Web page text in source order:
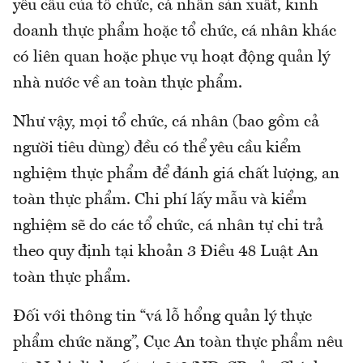
yêu cầu của tổ chức, cá nhân sản xuất, kinh
doanh thực phẩm hoặc tổ chức, cá nhân khác
có liên quan hoặc phục vụ hoạt động quản lý
nhà nước về an toàn thực phẩm.
Như vậy, mọi tổ chức, cá nhân (bao gồm cả
người tiêu dùng) đều có thể yêu cầu kiểm
nghiệm thực phẩm để đánh giá chất lượng, an
toàn thực phẩm. Chi phí lấy mẫu và kiểm
nghiệm sẽ do các tổ chức, cá nhân tự chi trả
theo quy định tại khoản 3 Điều 48 Luật An
toàn thực phẩm.
Đối với thông tin “vá lỗ hổng quản lý thực
phẩm chức năng”, Cục An toàn thực phẩm nêu